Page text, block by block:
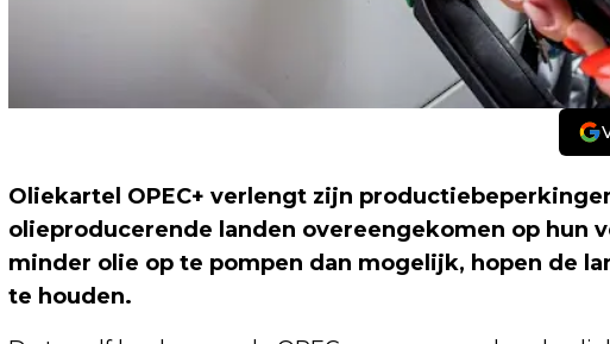
Oliekartel OPEC+ verlengt zijn
olieproducerende landen overeengekomen op hun
minder olie op te pompen dan mogelijk, hopen de
te houden.